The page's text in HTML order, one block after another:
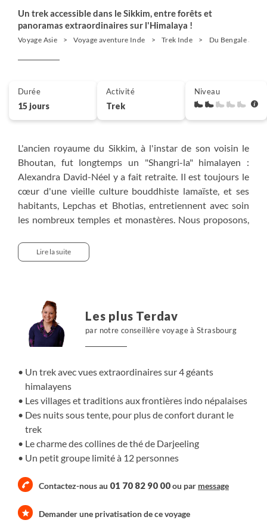
Un trek accessible dans le Sikkim, entre forêts et
panoramas extraordinaires sur l'Himalaya !
Voyage Asie Voyage aventure Inde Trek Inde Du Bengale au
L'ancien royaume du Sikkim, à l'instar de son voisin le
Bhoutan, fut longtemps un "Shangri-la" himalayen :
Alexandra David-Néel y a fait retraite. Il est toujours le
cœur d'une vieille culture bouddhiste lamaïste, et ses
habitants, Lepchas et Bhotias, entretiennent avec soin
les nombreux temples et monastères. Nous proposons,
népalaise dans la chaîne des Singalila, traversant des
collines de hauts pâturages, des forêts de pins et
Kangchenjunga et de son voisin l'Everest que nous
pouvons admirer depuis l'étape de Sandakphu (3636m).
Les visites de Darjeeling, de Gangtok la petite capitale du
Sikkim puis Kalimpong et son atmosphère coloniale,
Lire la suite
Les plus Terdav
par notre conseillère voyage à Strasbourg
Un trek avec vues extraordinaires sur 4 géants
himalayens
Les villages et traditions aux frontières indo népalaises
Des nuits sous tente, pour plus de confort durant le
trek
Le charme des collines de thé de Darjeeling
Un petit groupe limité à 12 personnes
Contactez-nous au 01 70 82 90 00ou par message
Durée
15 jours
Activité
Trek
Niveau
Demander une privatisation de ce voyage